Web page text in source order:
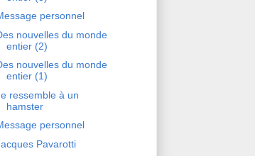
personnel
nouvelles du monde
entier (2)
nouvelles du monde
entier (1)
ressemble à un
hamster
personnel
Pavarotti